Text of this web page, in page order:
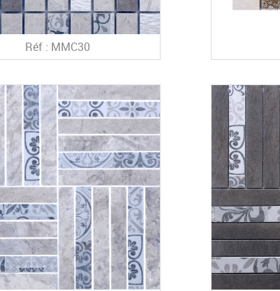
Réf : MMC30